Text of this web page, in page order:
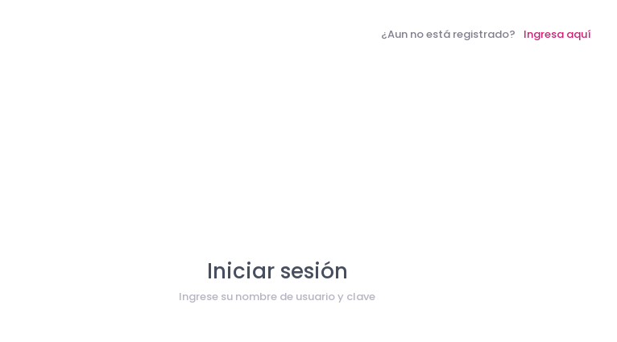
¿Aun no está registrado? Ingresa aquí
Iniciar sesión
Ingrese su nombre de usuario y clave